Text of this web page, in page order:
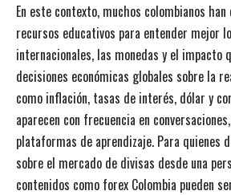
En este contexto, muchos colombianos han
recursos educativos para entender mejor
internacionales, las monedas y el impacto
decisiones económicas globales sobre la
como inflación, tasas de interés, dólar y
aparecen con frecuencia en
plataformas de aprendizaje. Para quienes
sobre el mercado de divisas desde una
contenidos como forex Colombia pueden